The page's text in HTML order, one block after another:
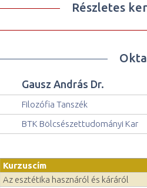
Részletes
Gausz András Dr.
Filozófia Tanszék
BTK Bölcsészettudományi Kar
Kurzuscím
Az esztétika hasznáról és káráról